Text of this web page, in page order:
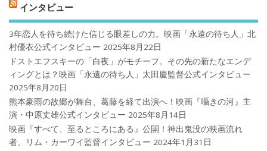
インタビュー
3年恋人を待ち続けた信じる眼差しの力。映画「永遠の待ち人」北
村優衣公式インタビュー 2025年8月22日
ドストエフスキーの「白夜」がモチーフ。その先の新たなエンデ
ィングとは？映画「永遠の待ち人」太田慶監督公式インタビュー
2025年8月20日
熊本豪雨の故郷が舞台、葛藤を経て出演へ！映画『囁きの河』主
演・中原丈雄公式インタビュー 2025年8月14日
映画『すべて、至るところにある』公開！神出鬼没の映画流れ
者、リム・カーワイ監督インタビュー 2024年1月31日